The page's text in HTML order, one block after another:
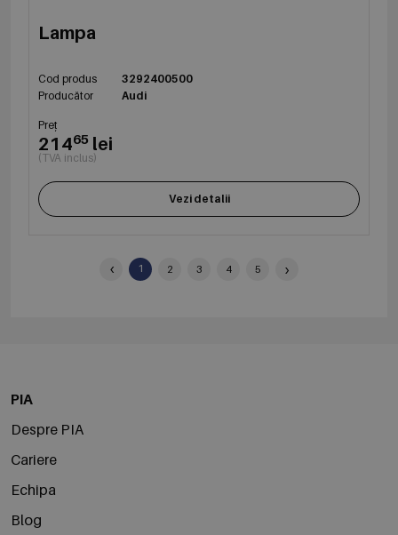
Lampa
Cod produs
3292400500
Producător
Audi
Preț
21465 lei
(TVA inclus)
Vezi detalii
‹ 1 2 3 4 5 ›
PIA
Despre PIA
Cariere
Echipa
Blog